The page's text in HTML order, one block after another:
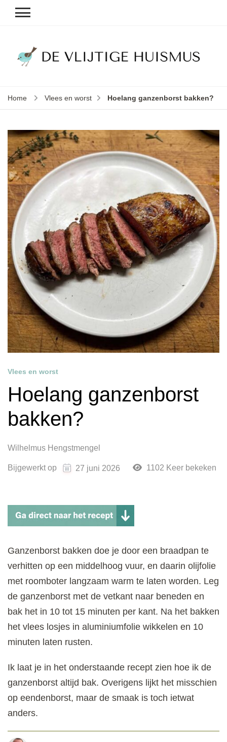
Home Vlees en worst Hoelang ganzenborst bakken?
Vlees en worst
Hoelang ganzenborst
bakken?
Wilhelmus Hengstmengel
Bijgewerkt op 27 juni 2026 1102 Keer bekeken
Ganzenborst bakken doe je door een braadpan te
verhitten op een middelhoog vuur, en daarin olijfolie
met roomboter langzaam warm te laten worden. Leg
de ganzenborst met de vetkant naar beneden en
bak het in 10 tot 15 minuten per kant. Na het bakken
het vlees losjes in aluminiumfolie wikkelen en 10
minuten laten rusten.
Ik laat je in het onderstaande recept zien hoe ik de
ganzenborst altijd bak. Overigens lijkt het misschien
op eendenborst, maar de smaak is toch ietwat
anders.